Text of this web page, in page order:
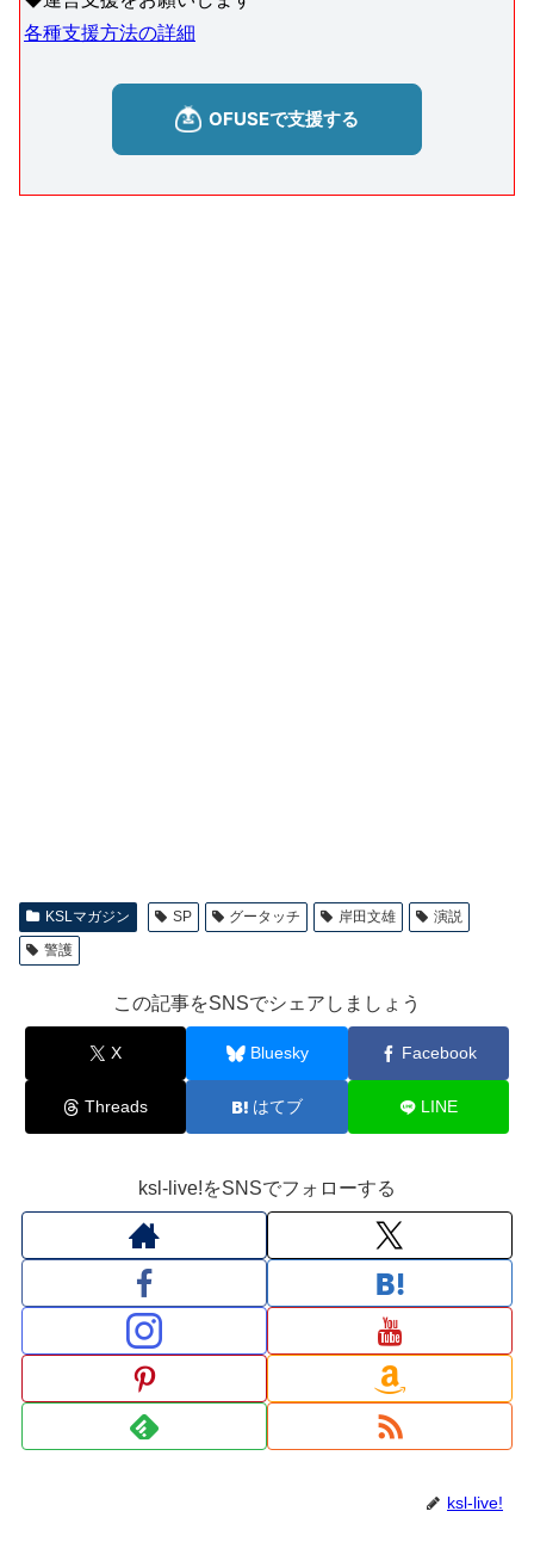
各種支援方法の詳細
KSLマガジン SP グータッチ 岸田文雄
演説
警護
この記事をSNSでシェアしましょう
X Bluesky Facebook
Threads はてブ LINE
ksl-live!をSNSでフォローする
ksl-live!